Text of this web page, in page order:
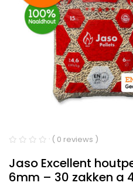
( 0 reviews )
Jaso Excellent
6mm – 30 zakken a